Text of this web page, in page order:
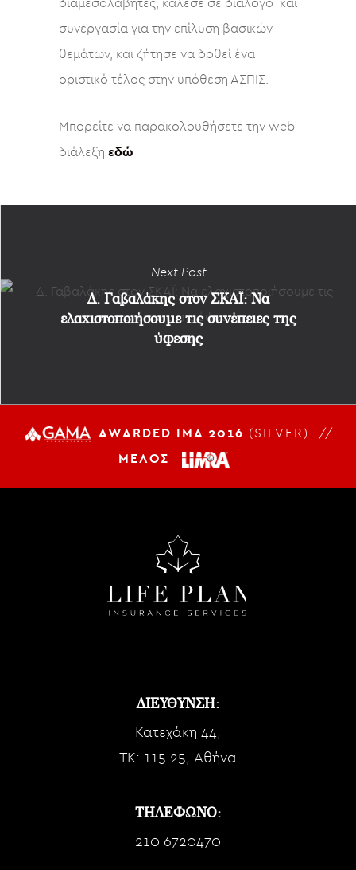
διαμεσολαβητές, κάλεσε σε διάλογο και
συνεργασία για την επίλυση βασικών
θεμάτων, και ζήτησε να δοθεί ένα
οριστικό τέλος στην υπόθεση ΑΣΠΙΣ.
Μπορείτε να παρακολουθήσετε την web
διάλεξη εδώ
Next Post
Δ. Γαβαλάκης στον ΣΚΑΪ: Να
ελαχιστοποιήσουμε τις συνέπειες της
ύφεσης
AWARDED IMA 2016 (SILVER) //
ΜΕΛΟΣ
ΔΙΕΥΘΥΝΣΗ:
Κατεχάκη 44,
TK: 115 25, Αθήνα
ΤΗΛΕΦΩΝΟ:
210 6720470